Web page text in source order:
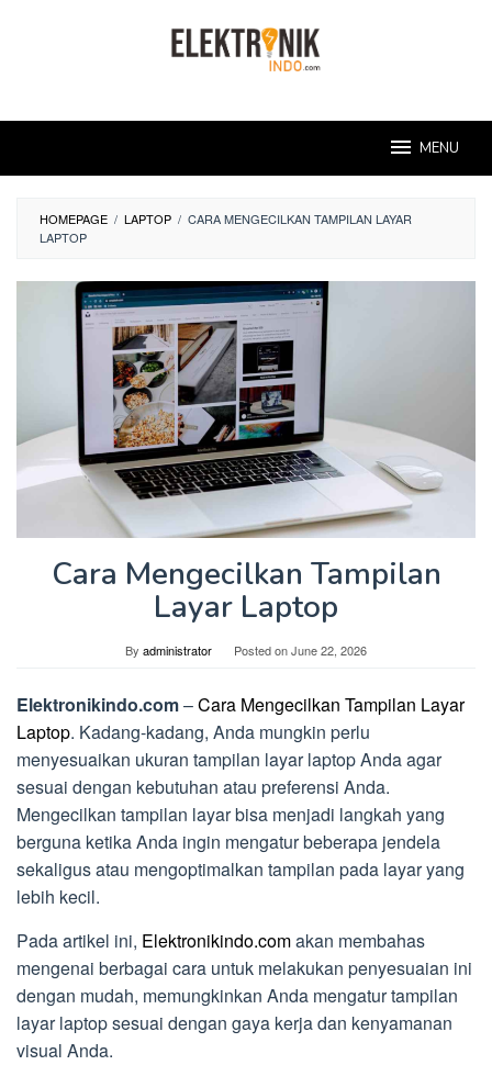
MENU
HOMEPAGE / LAPTOP / CARA MENGECILKAN TAMPILAN LAYAR
LAPTOP
Cara Mengecilkan Tampilan
Layar Laptop
By administrator Posted onJune 22, 2026
Elektronikindo.com–Cara Mengecilkan Tampilan Layar
Laptop. Kadang-kadang, Anda mungkin perlu
menyesuaikan ukuran tampilan layar laptop Anda agar
sesuai dengan kebutuhan atau preferensi Anda.
Mengecilkan tampilan layar bisa menjadi langkah yang
berguna ketika Anda ingin mengatur beberapa jendela
sekaligus atau mengoptimalkan tampilan pada layar yang
lebih kecil.
Pada artikel ini, Elektronikindo.comakan membahas
mengenai berbagai cara untuk melakukan penyesuaian ini
dengan mudah, memungkinkan Anda mengatur tampilan
layar laptop sesuai dengan gaya kerja dan kenyamanan
visual Anda.